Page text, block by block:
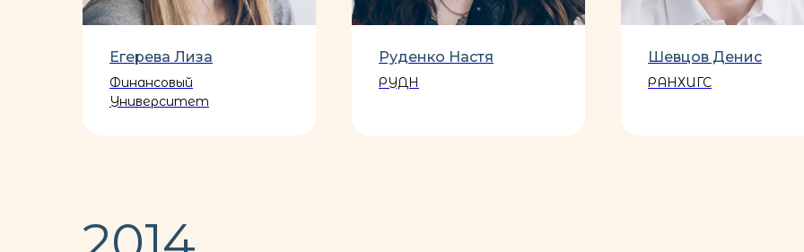
Егерева Лиза
Финансовый
Университет
Руденко Настя
РУДН
Шевцов Денис
РАНХИГС